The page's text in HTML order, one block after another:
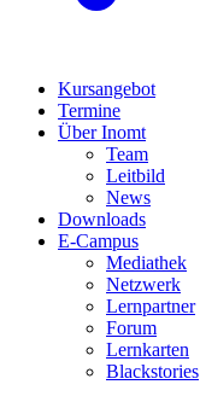
Kursangebot
Termine
Über Inomt
Team
Leitbild
News
Downloads
E-Campus
Mediathek
Netzwerk
Lernpartner
Forum
Lernkarten
Blackstories